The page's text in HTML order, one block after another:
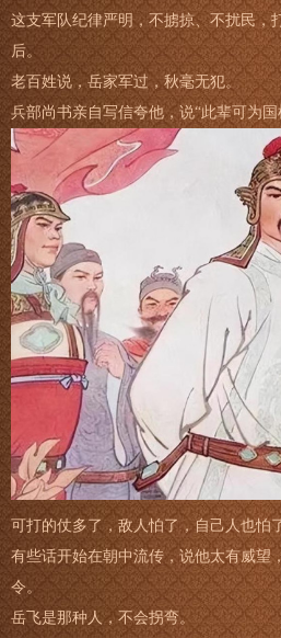
这支军队纪律严明，不掳掠、不扰民，
后。
老百姓说，岳家军过，秋毫无犯。
兵部尚书亲自写信夸他，说“此辈可为国
可打的仗多了，敌人怕了，自己人也怕
有些话开始在朝中流传，说他太有威
令。
岳飞是那种人，不会拐弯。